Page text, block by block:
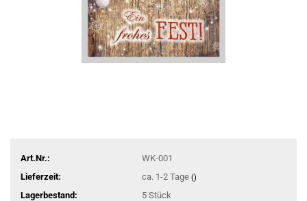
Art.Nr.:
WK-001
Lieferzeit:
ca. 1-2 Tage ()
Lagerbestand: 5 Stück